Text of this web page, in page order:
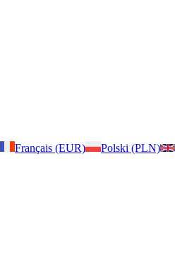
Français (EUR) Polski (PLN)